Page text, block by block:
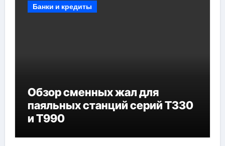
Банки и кредиты
Обзор сменных жал для
паяльных станций серий T330
и T990